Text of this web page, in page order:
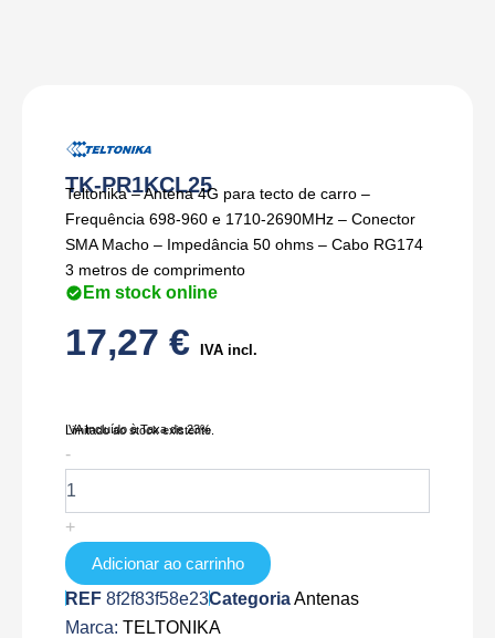
TK-PR1KCL25
Teltonika – Antena 4G para tecto de carro –
Frequência 698-960 e 1710-2690MHz – Conector
SMA Macho – Impedância 50 ohms – Cabo RG174
3 metros de comprimento
Em stock online
17,27 € IVA incl.
IVA Incluído à Taxa de 23%
Limitado ao stock existente.
-
de
TK-
PR1KCL25
+
Adicionar ao carrinho
REF 8f2f83f58e23CategoriaAntenas
Marca: TELTONIKA